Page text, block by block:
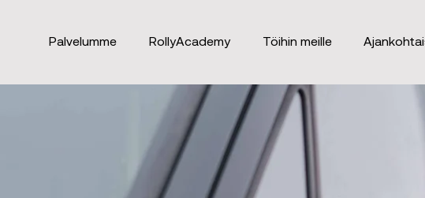
Palvelumme RollyAcademy Töihin meille